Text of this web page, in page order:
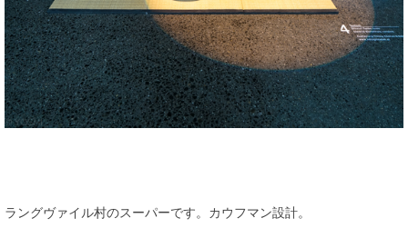
ラングヴァイル村のスーパーです。カウフマン設計。